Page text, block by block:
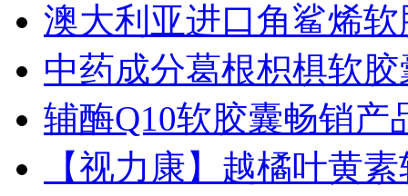
澳大利亚进口角鲨烯软
中药成分葛根枳椇软胶
辅酶Q10软胶囊畅销产
【视力康】越橘叶黄